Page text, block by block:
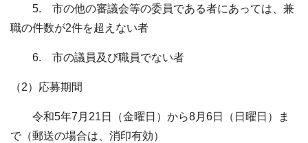
5. 市の他の審議会等の委員である者にあっては、兼
職の件数が2件を超えない者
6. 市の議員及び職員でない者
（2）応募期間
令和5年7月21日（金曜日）から8月6日（日曜日）ま
で（郵送の場合は、消印有効）